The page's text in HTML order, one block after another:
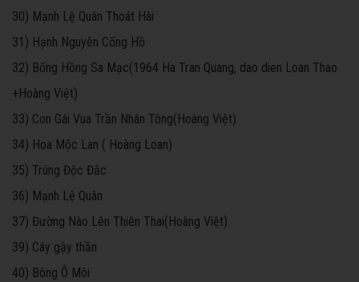
30) Mạnh Lệ Quân Thoát Hài
31) Hạnh Nguyên Cống Hồ
32) Bống Hồng Sa Mạc(1964 Ha Tran Quang, dao dien Loan Thao
+Hoàng Việt)
33) Con Gái Vua Trần Nhân Tông(Hoàng Việt)
34) Hoa Mộc Lan ( Hoàng Loan)
35) Trúng Độc Đắc
36) Mạnh Lệ Quân
37) Đường Nào Lên Thiên Thai(Hoàng Việt).
39) Cây gậy thần
40) Bông Ô Môi